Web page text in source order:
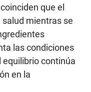
que el
mientras se
las condiciones
equilibrio continúa
en la